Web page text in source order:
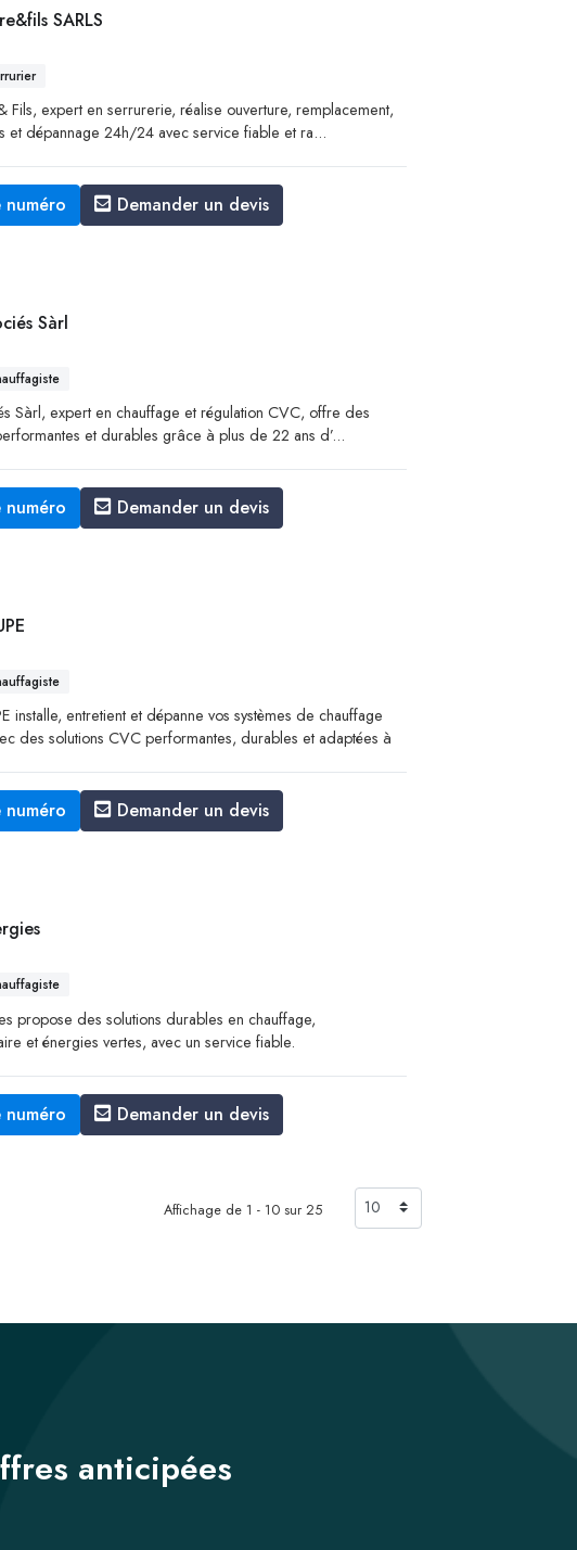
SARLS
Fils, expert en serrurerie, réalise ouverture, remplacement,
et dépannage 24h/24 avec service fiable et ra...
Demander un devis
Sàrl
Sàrl, expert en chauffage et régulation CVC, offre des
et durables grâce à plus de 22 ans d’...
Demander un devis
installe, entretient et dépanne vos systèmes de chauffage
des solutions CVC performantes, durables et adaptées à
Demander un devis
propose des solutions durables en chauffage,
et énergies vertes, avec un service fiable.
Demander un devis
Affichage de 1 - 10 sur 25
anticipées